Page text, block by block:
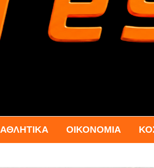
ΑΘΛΗΤΙΚΑ ΟΙΚΟΝΟΜΙΑ